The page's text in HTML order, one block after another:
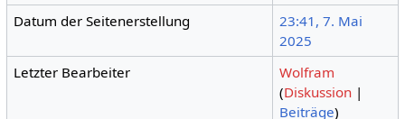
Datum der Seitenerstellung
23:41, 7. Mai
2025
Letzter Bearbeiter
Wolfram
(Diskussion |
Beiträge)